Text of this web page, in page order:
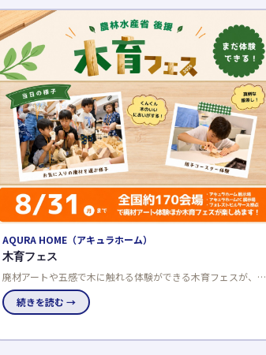
広島建設 セナリオハウス
ナイター住宅展示場見学会《完全予約制》
夕方から夜にかけて開催されるナイター住宅展示場見学会。完
全予約制なので、お子様連れでも安心して参加できます。共働
きのご夫婦や日中暑くて外出できない方におすすめです。
続きを読む →